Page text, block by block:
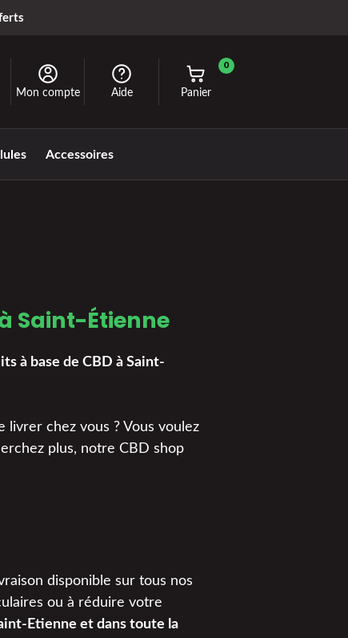
Mon compte Aide Panier
0
Accessoires
Saint-Étienne
à base de CBD à Saint-
livrer chez vous ? Vous voulez
plus, notre CBD shop
disponible sur tous nos
ou à réduire votre
Etienne et dans toute la